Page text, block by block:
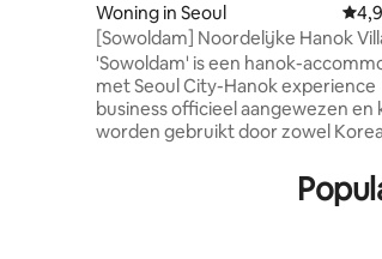
Woning in Seoul
[Sowoldam] Noordelijke Hanok
Geniet van een privé-verblijf in
privé-accommodatie met Hinokki-
'Sowoldam' is een hanok-
met Seoul City-Hanok experience
business officieel aangewezen en
worden gebruikt door zowel
terwijl je vanuit de hinoki
naar de open tuin kijkt. Geniet